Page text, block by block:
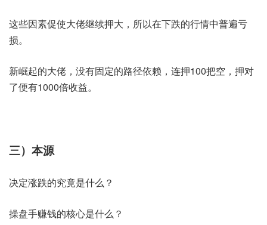
这些因素促使大佬继续押大，所以在下跌的行情中普遍亏
损。
新崛起的大佬，没有固定的路径依赖，连押100把空，押对
了便有1000倍收益。
三）本源
决定涨跌的究竟是什么？
操盘手赚钱的核心是什么？